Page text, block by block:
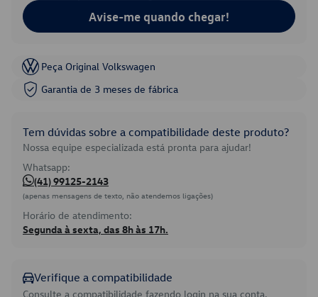
Avise-me quando chegar!
Peça Original Volkswagen
Garantia de 3 meses de fábrica
Tem dúvidas sobre a compatibilidade deste produto?
Nossa equipe especializada está pronta para ajudar!
Whatsapp:
(41) 99125-2143
(apenas mensagens de texto, não atendemos ligações)
Horário de atendimento:
Segunda à sexta, das 8h às 17h.
Verifique a compatibilidade
Consulte a compatibilidade fazendo login na sua conta.